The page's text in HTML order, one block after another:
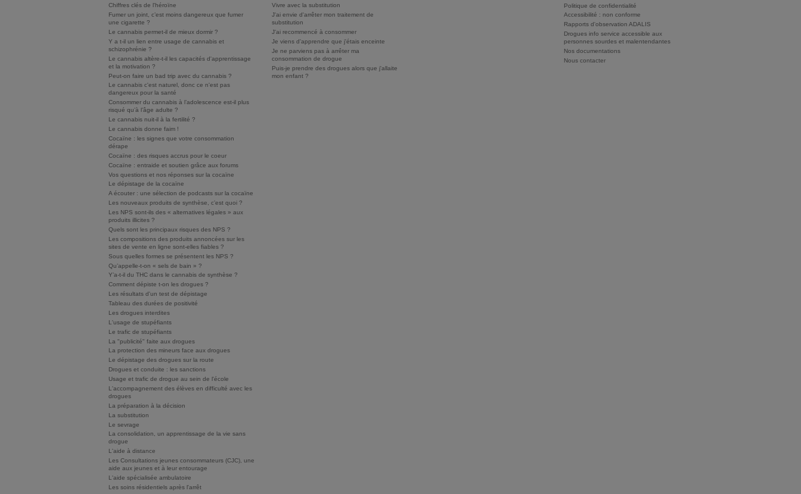
Chiffres clés de l'héroïne
Fumer un joint, c’est moins dangereux que fumer
une cigarette ?
Le cannabis permet-il de mieux dormir ?
Y a t-il un lien entre usage de cannabis et
schizophrénie ?
Le cannabis altère-t-il les capacités d'apprentissage
et la motivation ?
Peut-on faire un bad trip avec du cannabis ?
Le cannabis c'est naturel, donc ce n'est pas
dangereux pour la santé
Consommer du cannabis à l’adolescence est-il plus
risqué qu’à l’âge adulte ?
Le cannabis nuit-il à la fertilité ?
Le cannabis donne faim !
Cocaïne : les signes que votre consommation
dérape
Cocaïne : des risques accrus pour le coeur
Cocaïne : entraide et soutien grâce aux forums
Vos questions et nos réponses sur la cocaïne
Le dépistage de la cocaïne
A écouter : une sélection de podcasts sur la cocaïne
Les nouveaux produits de synthèse, c’est quoi ?
Les NPS sont-ils des « alternatives légales » aux
produits illicites ?
Quels sont les principaux risques des NPS ?
Les compositions des produits annoncées sur les
sites de vente en ligne sont-elles fiables ?
Sous quelles formes se présentent les NPS ?
Qu’appelle-t-on « sels de bain » ?
Y’a-t-il du THC dans le cannabis de synthèse ?
Comment dépiste t-on les drogues ?
Les résultats d'un test de dépistage
Tableau des durées de positivité
Les drogues interdites
L'usage de stupéfiants
Le trafic de stupéfiants
La "publicité" faite aux drogues
La protection des mineurs face aux drogues
Le dépistage des drogues sur la route
Drogues et conduite : les sanctions
Usage et trafic de drogue au sein de l'école
L'accompagnement des élèves en difficulté avec les
drogues
La préparation à la décision
La substitution
Le sevrage
La consolidation, un apprentissage de la vie sans
drogue
L'aide à distance
Les Consultations jeunes consommateurs (CJC), une
aide aux jeunes et à leur entourage
L'aide spécialisée ambulatoire
Les soins résidentiels après l'arrêt
Vivre avec la substitution
J'ai envie d'arrêter mon traitement de
substitution
J'ai recommencé à consommer
Je viens d'apprendre que j'étais enceinte
Je ne parviens pas à arrêter ma
consommation de drogue
Puis-je prendre des drogues alors que j'allaite
mon enfant ?
Politique de confidentialité
Accessibilité : non conforme
Rapports d'observation ADALIS
Drogues info service accessible aux
personnes sourdes et malentendantes
Nos documentations
Nous contacter